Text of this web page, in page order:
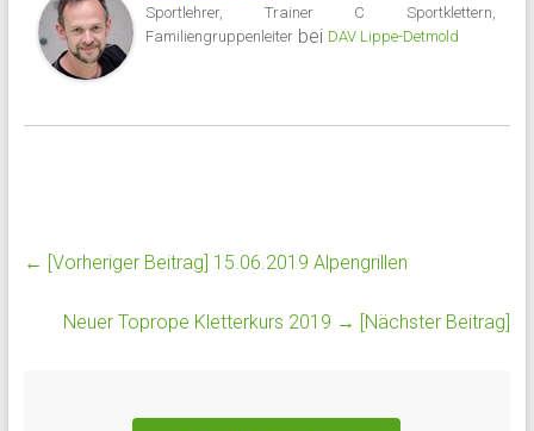
Sportlehrer, Trainer C Sportklettern,
Familiengruppenleiterbei DAV Lippe-Detmold
← [Vorheriger Beitrag] 15.06.2019 Alpengrillen
Neuer Toprope Kletterkurs 2019 → [Nächster Beitrag]